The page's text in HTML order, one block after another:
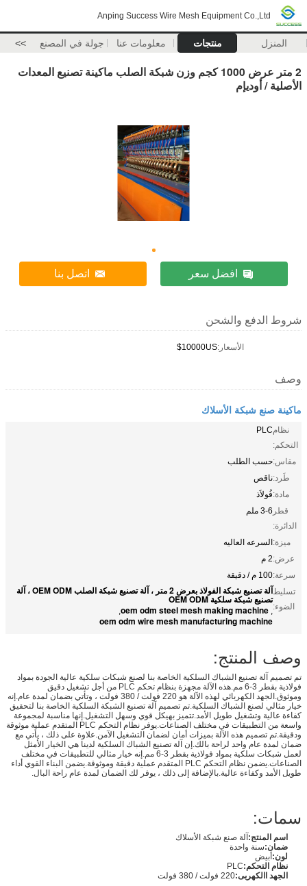
Anping Success Wire Mesh Equipment Co.,Ltd
المنزل منتجات معلومات عنا جولة في المصنع >>
2 متر عرض 1000 كجم وزن شبكة الصلب ماكينة تصنيع المعدات
الأصلية / أوديإم
افضل سعر اتصل بنا
شروط الدفع والشحن
الأسعار:10000US$
وصف
ماكينة صنع شبكة الأسلاك
نظام
التحكم:
PLC
مقاس:حسب الطلب
طَرد:ناقص
مادة:فُولاَذ
قطر
الدائرة:
3-6 ملم
ميزة:السرعه العاليه
عرض:2 م
سرعة:100 م / دقيقة
تسليط
الضوء:
آلة تصنيع شبكة الفولاذ بعرض 2 متر ، آلة تصنيع شبكة الصلب OEM ODM ، آلة
تصنيع شبكة سلكية OEM ODM
,
oem odm steel mesh making machine
,
oem odm wire mesh manufacturing machine
وصف المنتج:
تم تصميم آلة تصنيع الشباك السلكية الخاصة بنا لصنع شبكات سلكية عالية الجودة بمواد
فولاذية بقطر 3-6 مم.هذه الآلة مجهزة بنظام تحكم PLC من أجل تشغيل دقيق
وموثوق.الجهد الكهربائي لهذه الآلة هو 220 فولت / 380 فولت ، وتأتي بضمان لمدة عام.إنه
خيار مثالي لصنع الشباك السلكية.تم تصميم آلة تصنيع الشبكة السلكية الخاصة بنا لتحقيق
كفاءة عالية وتشغيل طويل الأمد.تتميز بهيكل قوي وسهل التشغيل.إنها مناسبة لمجموعة
واسعة من التطبيقات في مختلف الصناعات.يوفر نظام التحكم PLC المتقدم عملية موثوقة
ودقيقة.تم تصميم هذه الآلة بميزات أمان لضمان التشغيل الآمن.علاوة على ذلك ، يأتي مع
ضمان لمدة عام واحد لراحة بالك.إن آلة تصنيع الشباك السلكية لدينا هي الخيار الأمثل
لعمل شبكات سلكية بمواد فولاذية بقطر 3-6 مم.إنه خيار مثالي للتطبيقات في مختلف
الصناعات.يضمن نظام التحكم PLC المتقدم عملية دقيقة وموثوقة.يضمن البناء القوي أداء
طويل الأمد وكفاءة عالية.بالإضافة إلى ذلك ، يوفر لك الضمان لمدة عام راحة البال.
سمات:
اسم المنتج:آلة صنع شبكة الأسلاك
ضمان:سنة واحدة
لون:أبيض
نظام التحكم:PLC
الجهد االكهربى:220 فولت / 380 فولت